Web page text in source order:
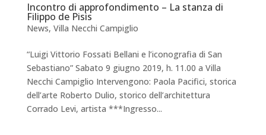
Incontro di approfondimento – La stanza di
Filippo de Pisis
News, Villa Necchi Campiglio
“Luigi Vittorio Fossati Bellani e l’iconografia di San
Sebastiano” Sabato 9 giugno 2019, h. 11.00 a Villa
Necchi Campiglio Intervengono: Paola Pacifici, storica
dell’arte Roberto Dulio, storico dell’architettura
Corrado Levi, artista ***Ingresso...